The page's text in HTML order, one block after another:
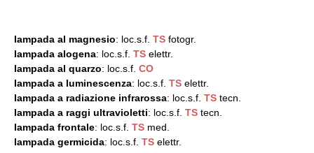
lampada al magnesio: loc.s.f. TS fotogr.
lampada alogena: loc.s.f. TS elettr.
lampada al quarzo: loc.s.f. CO
lampada a luminescenza: loc.s.f. TS elettr.
lampada a radiazione infrarossa: loc.s.f. TS tecn.
lampada a raggi ultravioletti: loc.s.f. TS tecn.
lampada frontale: loc.s.f. TS med.
lampada germicida: loc.s.f. TS elettr.